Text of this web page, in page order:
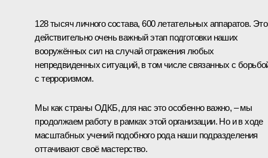
128 тысяч личного состава, 600 летательных аппаратов. Это
действительно очень важный этап подготовки наших
вооружённых сил на случай отражения любых
непредвиденных ситуаций, в том числе связанных с
с терроризмом.
Мы как страны ОДКБ, для нас это особенно важно, – мы
продолжаем работу в рамках этой организации. Но и в ходе
масштабных учений подобного рода наши подразделения
оттачивают своё мастерство.